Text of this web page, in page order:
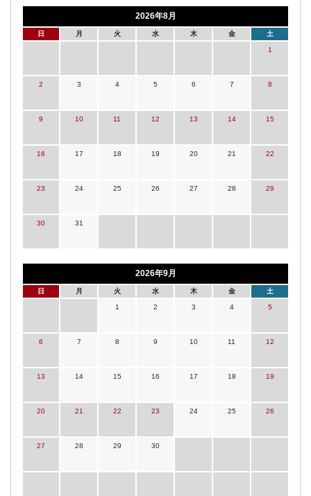
2026年8月
日 月 火 水 木 金 土
1
2 3 4 5 6 7 8
9 10 11 12 13 14 15
16 17 18 19 20 21 22
23 24 25 26 27 28 29
30 31
2026年9月
日 月 火 水 木 金 土
1 2 3 4 5
6 7 8 9 10 11 12
13 14 15 16 17 18 19
20 21 22 23 24 25 26
27 28 29 30